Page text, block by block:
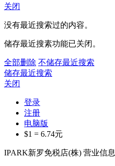
关闭
没有最近搜索过的内容。
储存最近搜素功能已关闭。
全部删除 不储存最近搜索
储存最近搜索
关闭
登录
注册
电脑版
$1 = 6.74元
IPARK新罗免税店(株) 营业信息